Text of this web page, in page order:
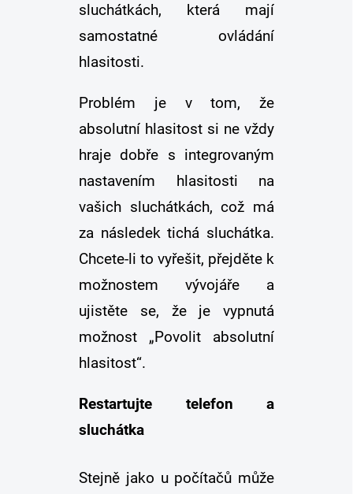
sluchátkách, která mají
samostatné ovládání
hlasitosti.
Problém je v tom, že
absolutní hlasitost si ne vždy
hraje dobře s integrovaným
nastavením hlasitosti na
vašich sluchátkách, což má
za následek tichá sluchátka.
Chcete-li to vyřešit, přejděte k
možnostem vývojáře a
ujistěte se, že je vypnutá
možnost „Povolit absolutní
hlasitost“.
Restartujte telefon a
sluchátka
Stejně jako u počítačů může